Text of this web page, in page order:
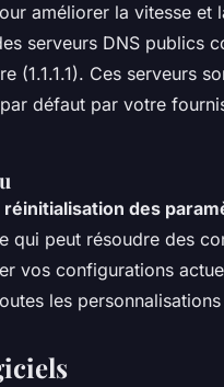
améliorer la vitesse et
serveurs DNS publics
Ces serveurs
défaut par votre
réinitialisation des
qui peut résoudre des
vos configurations
les